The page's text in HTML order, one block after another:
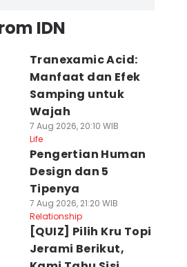
IDN
Tranexamic Acid:
Manfaat dan Efek
Samping untuk
Wajah
7 Aug 2026, 20:10 WIB
Life
Pengertian Human
Design dan 5
Tipenya
7 Aug 2026, 21:20 WIB
Relationship
[QUIZ] Pilih Kru Topi
Jerami Berikut,